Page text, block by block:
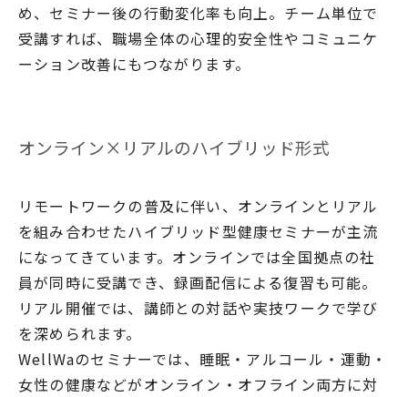
め、セミナー後の行動変化率も向上。チーム単位で
受講すれば、職場全体の心理的安全性やコミュニケ
ーション改善にもつながります。
オンライン×リアルのハイブリッド形式
リモートワークの普及に伴い、オンラインとリアル
を組み合わせたハイブリッド型健康セミナーが主流
になってきています。オンラインでは全国拠点の社
員が同時に受講でき、録画配信による復習も可能。
リアル開催では、講師との対話や実技ワークで学び
を深められます。
WellWaのセミナーでは、睡眠・アルコール・運動・
女性の健康などがオンライン・オフライン両方に対